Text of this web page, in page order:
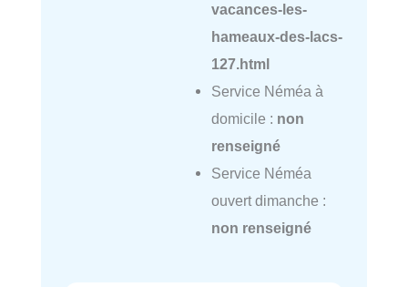
vacances-les-
hameaux-des-lacs-
127.html
Service Néméa à
domicile : non
renseigné
Service Néméa
ouvert dimanche :
non renseigné